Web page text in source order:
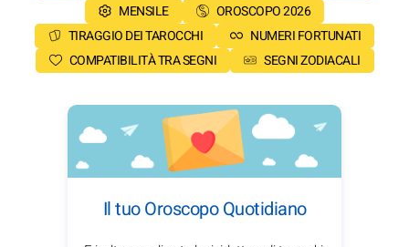
MENSILE
OROSCOPO 2026
TIRAGGIO DEI TAROCCHI
NUMERI FORTUNATI
COMPATIBILITÀ TRA SEGNI
SEGNI ZODIACALI
Il tuo Oroscopo Quotidiano